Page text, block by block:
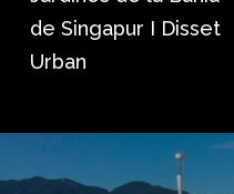
Urban
de Singapur I Disset
Urban